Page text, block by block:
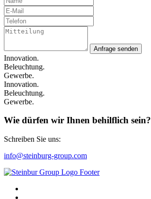
Anfrage senden
Innovation.
Beleuchtung.
Gewerbe.
Innovation.
Beleuchtung.
Gewerbe.
Wie dürfen wir Ihnen behilflich sein?
Schreiben Sie uns:
info@steinburg-group.com